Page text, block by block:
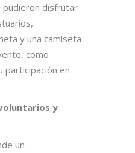
disfrutar
y una camiseta
como
participación en
y
un